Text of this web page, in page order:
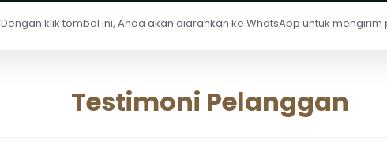
Dengan klik tombol ini, Anda akan diarahkan ke WhatsApp untuk mengirim
Testimoni Pelanggan